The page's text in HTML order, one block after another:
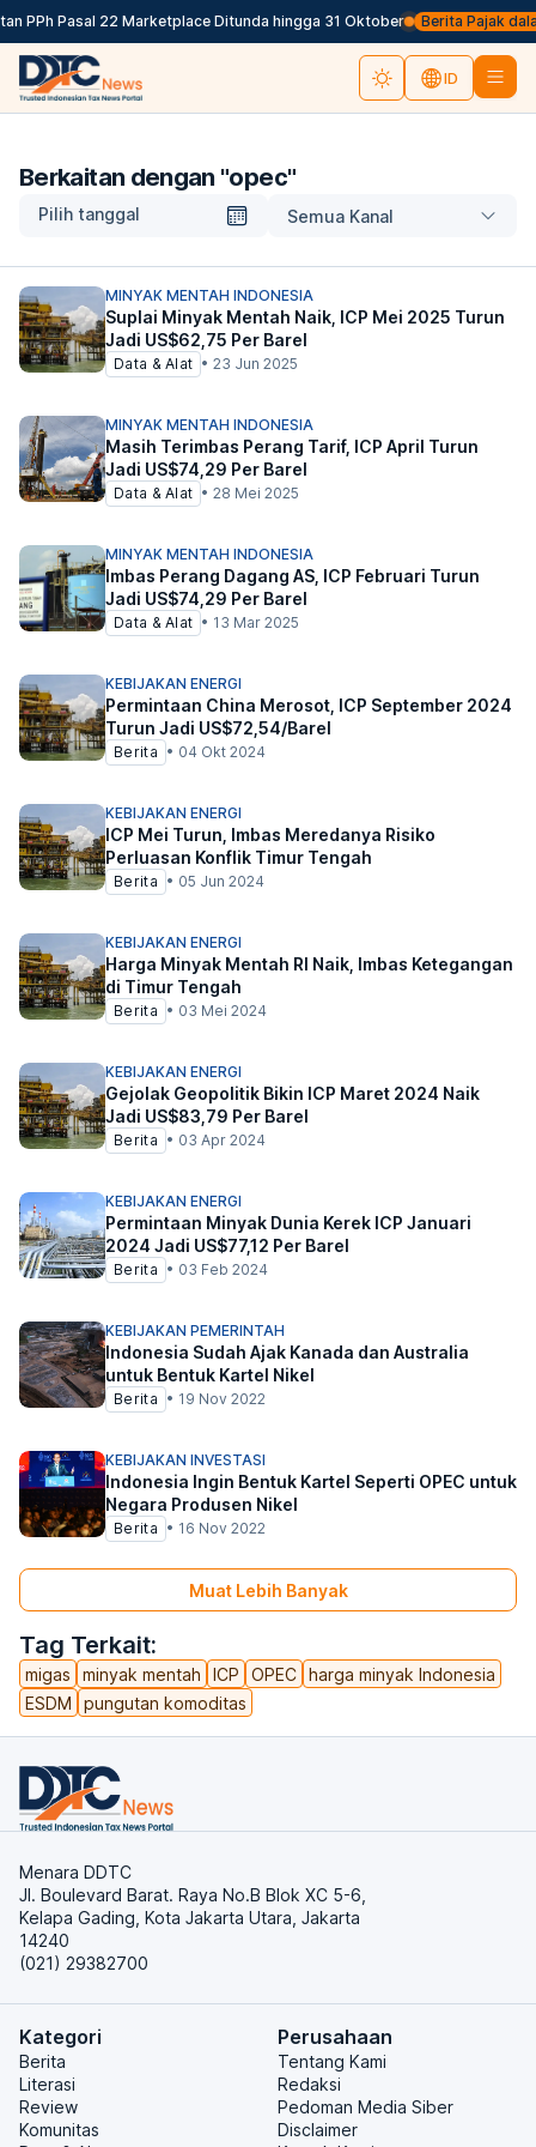
PPh Pasal 22 Marketplace Ditunda hingga 31 Oktober Berita Pajak
ID
Berkaitan dengan "opec"
Pilih tanggal Semua Kanal
Tag Terkait:
migas minyak mentah ICP OPEC harga minyak Indonesia
ESDM
pungutan komoditas
MINYAK MENTAH INDONESIA
Suplai Minyak Mentah Naik, ICP Mei 2025 Turun
Jadi US$62,75 Per Barel
Data & Alat • 23 Jun 2025
MINYAK MENTAH INDONESIA
Masih Terimbas Perang Tarif, ICP April Turun
Jadi US$74,29 Per Barel
Data & Alat • 28 Mei 2025
MINYAK MENTAH INDONESIA
Imbas Perang Dagang AS, ICP Februari Turun
Jadi US$74,29 Per Barel
Data & Alat • 13 Mar 2025
KEBIJAKAN ENERGI
Permintaan China Merosot, ICP September 2024
Turun Jadi US$72,54/Barel
Berita • 04 Okt 2024
KEBIJAKAN ENERGI
ICP Mei Turun, Imbas Meredanya Risiko
Perluasan Konflik Timur Tengah
Berita • 05 Jun 2024
KEBIJAKAN ENERGI
Harga Minyak Mentah RI Naik, Imbas Ketegangan
di Timur Tengah
Berita • 03 Mei 2024
KEBIJAKAN ENERGI
Gejolak Geopolitik Bikin ICP Maret 2024 Naik
Jadi US$83,79 Per Barel
Berita • 03 Apr 2024
KEBIJAKAN ENERGI
Permintaan Minyak Dunia Kerek ICP Januari
2024 Jadi US$77,12 Per Barel
Berita • 03 Feb 2024
KEBIJAKAN PEMERINTAH
Indonesia Sudah Ajak Kanada dan Australia
untuk Bentuk Kartel Nikel
Berita • 19 Nov 2022
KEBIJAKAN INVESTASI
Indonesia Ingin Bentuk Kartel Seperti OPEC untuk
Negara Produsen Nikel
Berita • 16 Nov 2022
Muat Lebih Banyak
Menara DDTC
Jl. Boulevard Barat. Raya No.B Blok XC 5-6,
Kelapa Gading, Kota Jakarta Utara, Jakarta
14240
(021) 29382700
Kategori
Berita
Literasi
Review
Komunitas
Perusahaan
Tentang Kami
Redaksi
Pedoman Media Siber
Disclaimer